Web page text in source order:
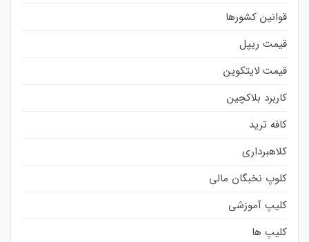
قوانین کشورها
قیمت ریپل
قیمت لایتکوین
کاربرد بلاکچین
کافه ترید
کلاهبرداری
کلوپ نخبگان مالی
کلیپ آموزشی
کلیپ ها